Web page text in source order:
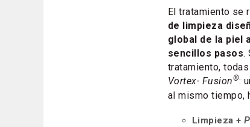
El tratamiento se
de limpieza
global de la piel
sencillos pasos.
tratamiento,
Vortex- Fusion®:
al mismo tiempo,
Limpieza +